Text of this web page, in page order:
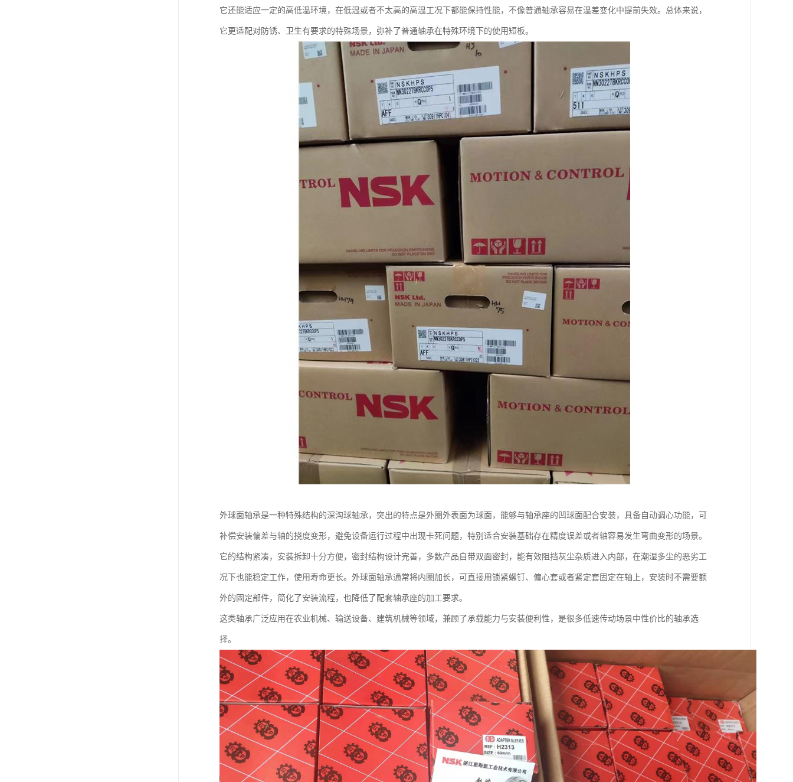
它还能适应一定的高低温环境，在低温或者不太高的高温工况下都能保持性能，不像普通轴承容易在温差变化中提前失效。总体来说，
它更适配对防锈、卫生有要求的特殊场景，弥补了普通轴承在特殊环境下的使用短板。
外球面轴承是一种特殊结构的深沟球轴承，突出的特点是外圈外表面为球面，能够与轴承座的凹球面配合安装，具备自动调心功能，可
补偿安装偏差与轴的挠度变形，避免设备运行过程中出现卡死问题，特别适合安装基础存在精度误差或者轴容易发生弯曲变形的场景。
它的结构紧凑，安装拆卸十分方便，密封结构设计完善，多数产品自带双面密封，能有效阻挡灰尘杂质进入内部，在潮湿多尘的恶劣工
况下也能稳定工作，使用寿命更长。外球面轴承通常将内圈加长，可直接用锁紧螺钉、偏心套或者紧定套固定在轴上，安装时不需要额
外的固定部件，简化了安装流程，也降低了配套轴承座的加工要求。
这类轴承广泛应用在农业机械、输送设备、建筑机械等领域，兼顾了承载能力与安装便利性，是很多低速传动场景中性价比的轴承选
择。